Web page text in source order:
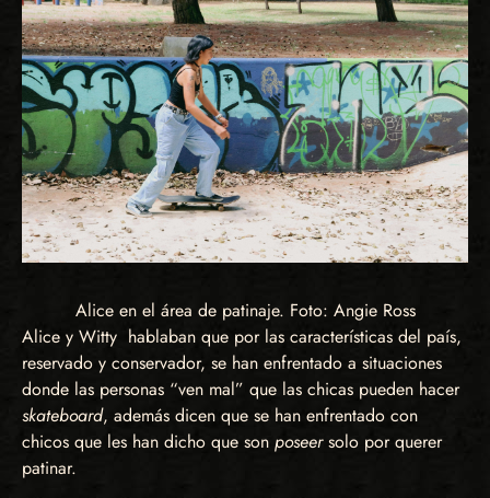
Alice en el área de patinaje. Foto: Angie Ross
Alice y Witty hablaban que por las características del país,
reservado y conservador, se han enfrentado a situaciones
donde las personas “ven mal” que las chicas pueden hacer
skateboard, además dicen que se han enfrentado con
chicos que les han dicho que son poseersolo por querer
patinar.